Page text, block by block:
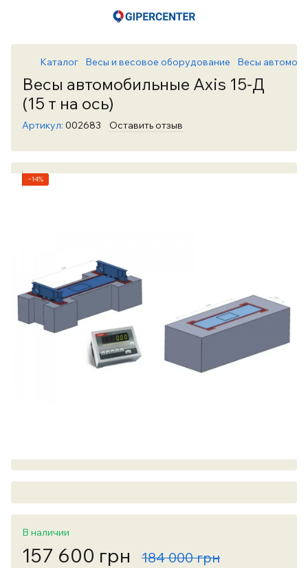
Каталог Весы и весовое оборудование Весы
Весы автомобильные Axis 15-Д
(15 т на ось)
Артикул: 002683 Оставить отзыв
−14%
В наличии
157 600 грн 184 000 грн